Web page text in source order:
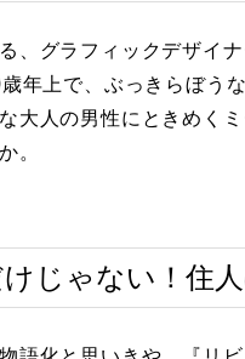
、グラフィックデザイ
年上で、ぶっきらぼう
大人の男性にときめく
。
じゃない！住